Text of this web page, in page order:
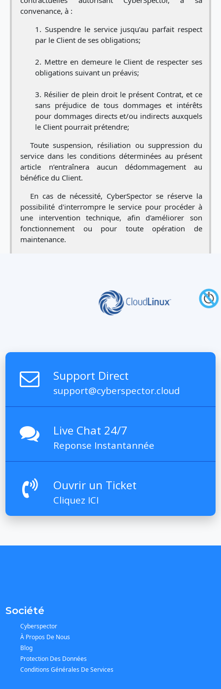
convenance, à :
Suspendre le service jusqu’au parfait respect
par le Client de ses obligations;
Mettre en demeure le Client de respecter ses
obligations suivant un préavis;
Résilier de plein droit le présent Contrat, et ce
sans préjudice de tous dommages et intérêts
pour dommages directs et/ou indirects auxquels
le Client pourrait prétendre;
Toute suspension, résiliation ou suppression du
service dans les conditions déterminées au présent
article n’entraînera aucun dédommagement au
bénéfice du Client.
En cas de nécessité, CyberSpector se réserve la
possibilité d'interrompre le service pour procéder à
une intervention technique, afin d'améliorer son
fonctionnement ou pour toute opération de
maintenance.
Support Direct
support@cyberspector.cloud
Live Chat 24/7
Reponse Instantannée
Ouvrir un Ticket
Cliquez ICI
Société
Cyberspector
À Propos De Nous
Blog
Protection Des Données
Conditions Générales De Services